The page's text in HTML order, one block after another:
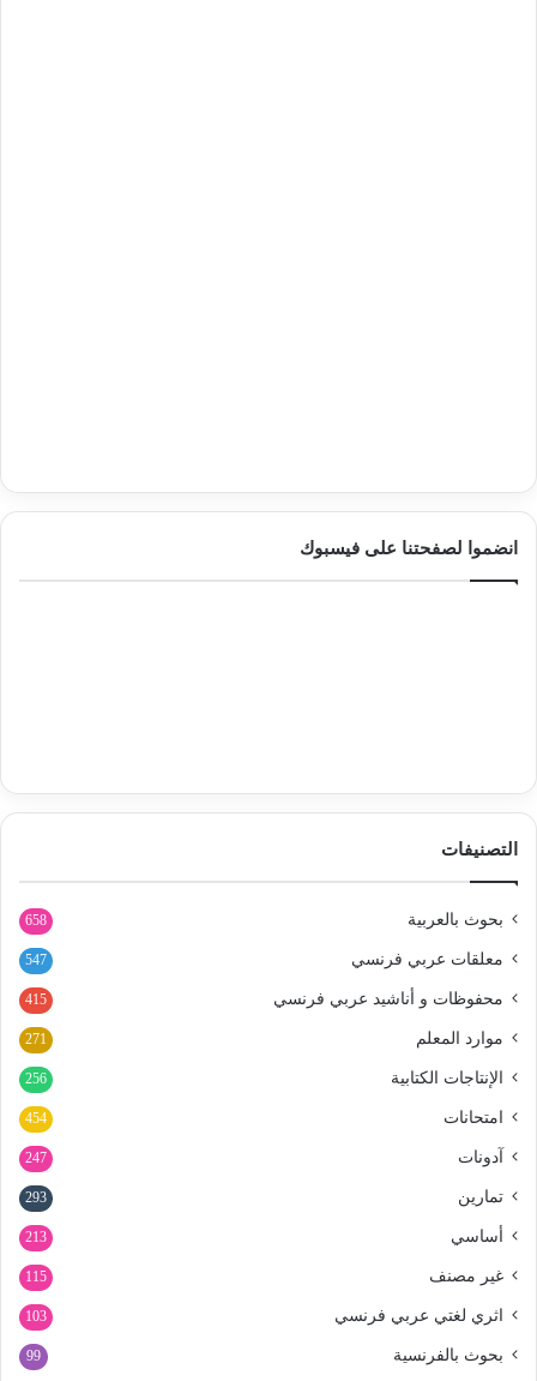
انضموا لصفحتنا على فيسبوك
التصنيفات
بحوث بالعربية 658
معلقات عربي فرنسي 547
محفوظات و أناشيد عربي فرنسي 415
موارد المعلم 271
الإنتاجات الكتابية 256
امتحانات 454
آدونات 247
تمارين 293
أساسي 213
غير مصنف 115
اثري لغتي عربي فرنسي 103
بحوث بالفرنسية 99